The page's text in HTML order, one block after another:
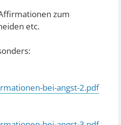
zum
etc.
bei-angst-2.pdf